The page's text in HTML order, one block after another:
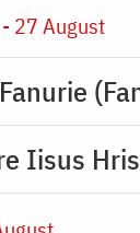
- 27 August
Iisus